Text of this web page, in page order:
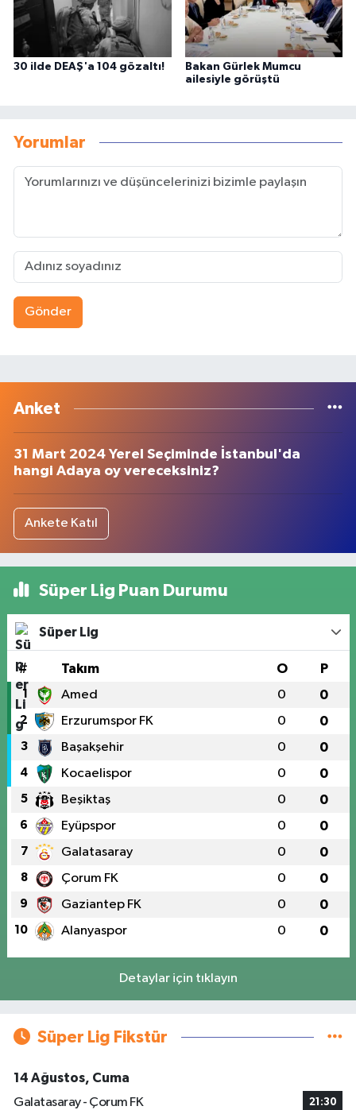
30 ilde DEAŞ'a 104 gözaltı!
Bakan Gürlek Mumcu
ailesiyle görüştü
Yorumlar
Gönder
Anket
31 Mart 2024 Yerel Seçiminde İstanbul'da
hangi Adaya oy vereceksiniz?
Ankete Katıl
Süper Lig Puan Durumu
Süper Lig
# Takım O P
1 Amed 0 0
2 Erzurumspor FK 0 0
3 Başakşehir 0 0
4 Kocaelispor 0 0
5 Beşiktaş 0 0
6 Eyüpspor 0 0
7 Galatasaray 0 0
8 Çorum FK 0 0
9 Gaziantep FK 0 0
10 Alanyaspor 0 0
Detaylar için tıklayın
Süper Lig Fikstür
14 Ağustos, Cuma
Galatasaray - Çorum FK
21:30